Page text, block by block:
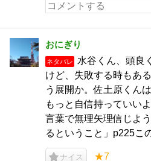
おにぎり
ネタバレ
水谷くん、頭良
けど、失敗する時もあ
う展開か。佐土原くん
もっと自信持っていい
言葉で無理矢理信じよ
るということ」p225こ
ナイス ★7